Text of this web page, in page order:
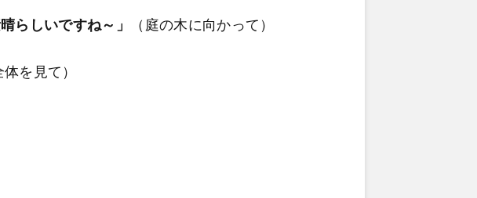
らしいですね～」 （庭の木に向かって）
体を見て）